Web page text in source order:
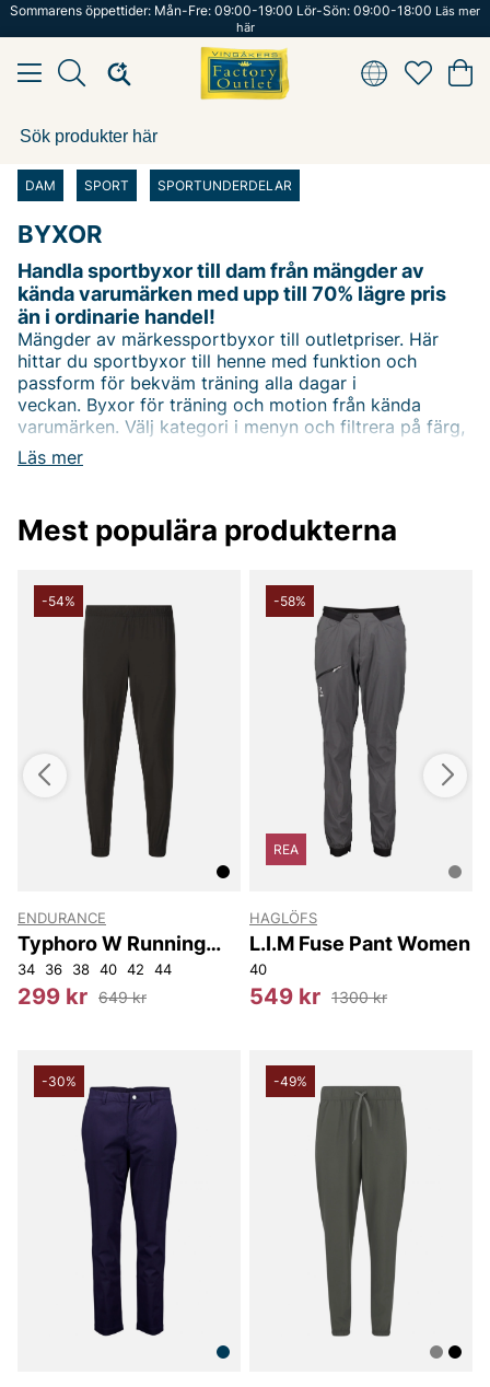
Sommarens öppettider: Mån-Fre: 09:00-19:00 Lör-Sön: 09:00-18:00 Läs mer
här
DAM SPORT SPORTUNDERDELAR
BYXOR
Läs mer
Handla sportbyxor till dam från mängder av
kända varumärken med upp till 70% lägre pris
än i ordinarie handel!
Mängder av märkessportbyxor till outletpriser. Här
hittar du sportbyxor till henne med funktion och
passform för bekväm träning alla dagar i
veckan. Byxor för träning och motion från kända
varumärken. Välj kategori i menyn och filtrera på färg,
storlek eller varför inte dra i prisslidern för bästa pris! I
den 7000kvm stora butiken i Vingåker hittar du
Happy shopping önskar vi på Vingåkers Factory
Outlet AB
Mest populära produkterna
-54%
ENDURANCE
Typhoro W Running
Pants
34 36 38 40 42 44
299 kr 649 kr
-58%
REA
HAGLÖFS
L.I.M Fuse Pant Women
40
549 kr 1300 kr
-30% -49%